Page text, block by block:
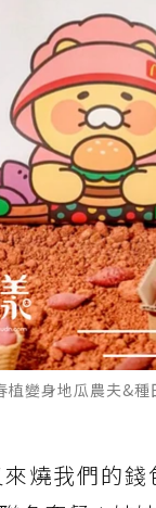
植變身地瓜農夫&
來燒我們的